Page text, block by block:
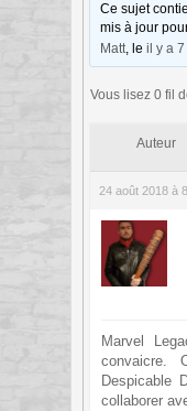
Ce sujet
mis à jour
Matt, leil y a
Vous lisez 0 fil
Auteur
24 août 2018 à
Marvel
convaicre.
Despicable
collaborer